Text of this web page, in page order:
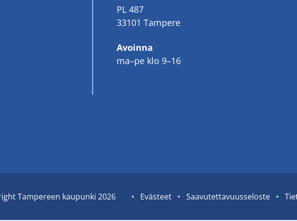
PL 487
33101 Tampere
Avoinna
ma–pe klo 9–16
Tam­pe­reen kau­pun­ki 2026
Sivuston
Eväs­teet Saa­vu­tet­ta­vuus­se­los­te